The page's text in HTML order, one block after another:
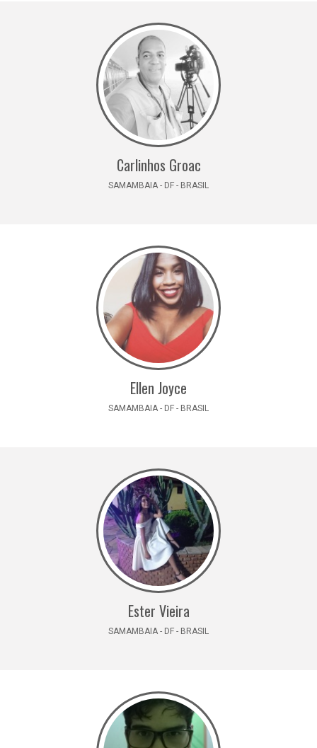
Carlinhos Groac
SAMAMBAIA - DF - BRASIL
Ellen Joyce
SAMAMBAIA - DF - BRASIL
Ester Vieira
SAMAMBAIA - DF - BRASIL